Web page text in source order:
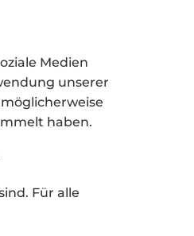
Medien
unserer
haben.
Für alle